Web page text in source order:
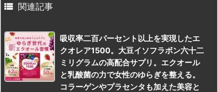
 関連記事
吸収率二百パーセント以上を実現したエ
クオレア1500。大豆イソフラボン六十二
ミリグラムの高配合サプリ。エクオール
と乳酸菌の力で女性のゆらぎを整える。
コラーゲンやプラセンタも加えた美容と